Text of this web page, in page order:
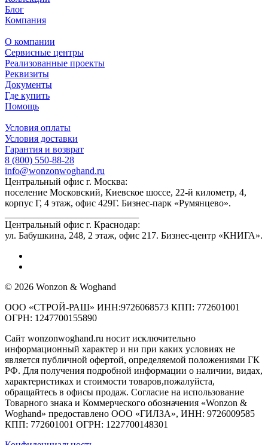
Блог
Компания
О компании
Сервисные центры
Реализованные проекты
Реквизиты
Документы
Где купить
Помощь
Условия оплаты
Условия доставки
Гарантия и возврат
8 (800) 550-88-28
info@wonzonwoghand.ru
Центральный офис г. Москва:
поселение Московский, Киевское шоссе, 22-й километр, 4,
корпус Г, 4 этаж, офис 429Г. Бизнес-парк «Румянцево».
Центральный офис г. Краснодар:
ул. Бабушкина, 248, 2 этаж, офис 217. Бизнес-центр «КНИГА».
© 2026 Wonzon & Woghand
ООО «СТРОЙ-РАШ» ИНН:9726068573 КПП: 772601001
ОГРН: 1247700155890
Сайт wonzonwoghand.ru носит исключительно
информационный характер и ни при каких условиях не
является публичной офертой, определяемой положениями ГК
РФ. Для получения подробной информации о наличии, видах,
характеристиках и стоимости товаров,пожалуйста,
обращайтесь в офисы продаж. Согласие на использование
Товарного знака и Коммерческого обозначения «Wonzon &
Woghand» предоставлено OOO «ГИЛЗА», ИНН: 9726009585
КПП: 772601001 ОГРН: 1227700148301